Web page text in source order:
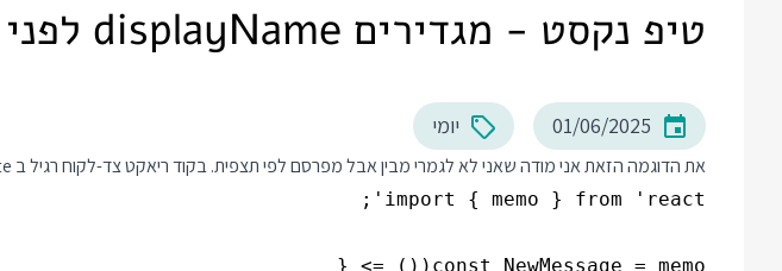
טיפ נקסט - מגדירים displayName לפני ה memo
01/06/2025 יומי
את הדוגמה הזאת אני מודה שאני לא לגמרי מבין אבל מפרסם לפי תצפית. בקוד ריאקט צד-לקוח רגיל ב vite הייתי רגיל לכתוב: